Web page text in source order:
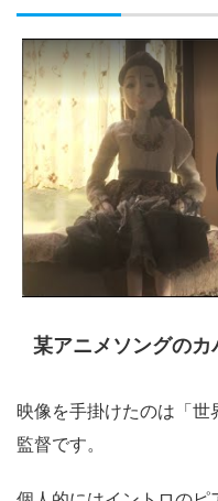
某アニメソングのカ
映像を手掛けたのは「世
監督です。